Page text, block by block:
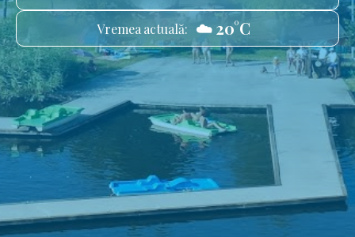
Vremea actuală: ☁️ 20°C